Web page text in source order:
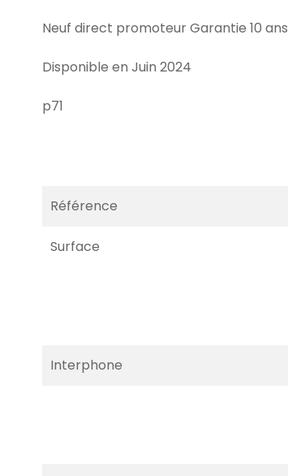
Neuf direct promoteur Garantie 10 ans
Disponible en Juin 2024
p71
Référence
Surface
Interphone